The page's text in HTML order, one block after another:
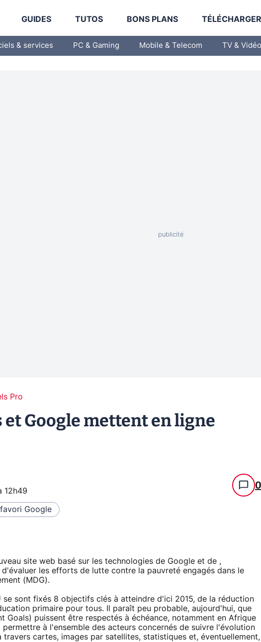
GUIDES TUTOS BONS PLANS
& services PC & Gaming Mobile & Telecom TV & Vidéo
Pro
et Google mettent en ligne
12h49 0
Google
site web basé sur les technologies de Google et de ,
les efforts de lutte contre la pauvreté engagés dans le
(MDG).
se sont fixés 8 objectifs clés à atteindre d'ici 2015, de la réduction
primaire pour tous. Il paraît peu probable, aujourd'hui, que
Goals) puissent être respectés à échéance, notamment en Afrique
à l'ensemble des acteurs concernés de suivre l'évolution
travers cartes, images par satellites, statistiques et, éventuellement,